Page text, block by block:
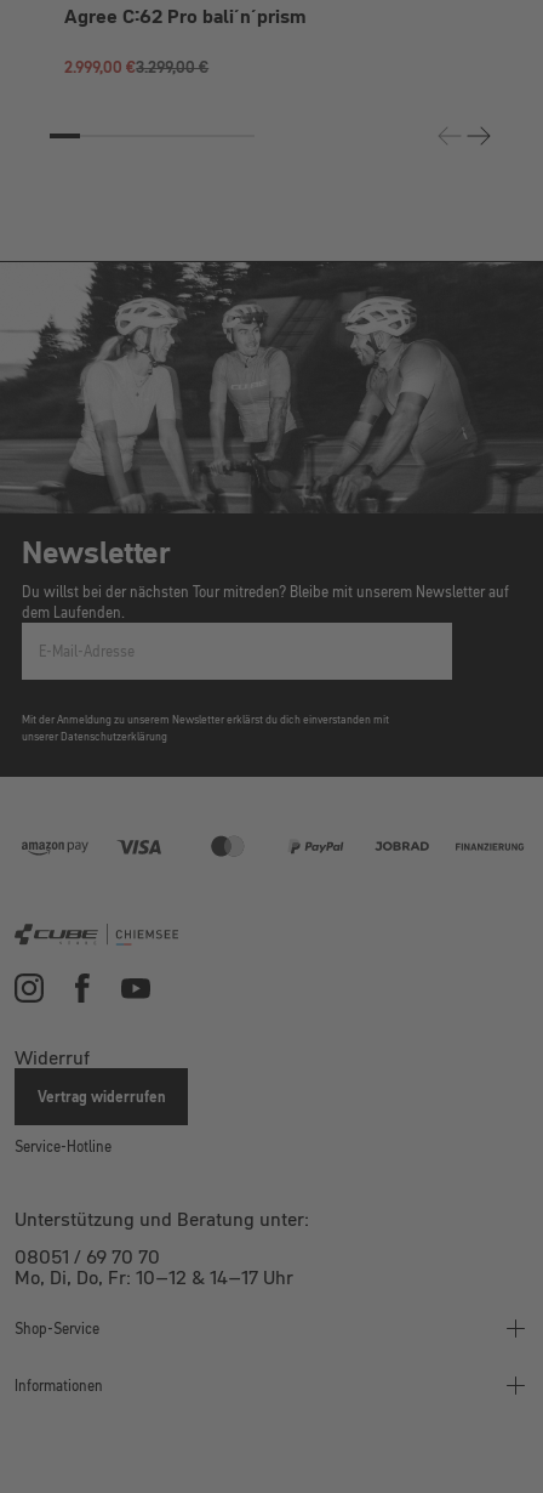
Agree C:62 Pro bali´n´prism
2.999,00 €3.299,00 €
Newsletter
Du willst bei der nächsten Tour mitreden? Bleibe mit unserem Newsletter auf
dem Laufenden.
E-Mail-Adresse
Mit der Anmeldung zu unserem Newsletter erklärst du dich einverstanden mit
unserer Datenschutzerklärung
Widerruf
Vertrag widerrufen
Service-Hotline
Unterstützung und Beratung unter:
08051 / 69 70 70
Mo, Di, Do, Fr: 10–12 & 14–17 Uhr
Shop-Service
Informationen